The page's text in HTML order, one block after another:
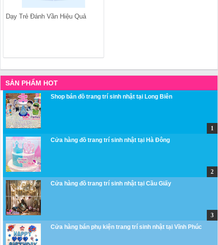
Dạy Trẻ Đánh Vần Hiệu Quả
SẢN PHẨM HOT
Shop bán đồ trang trí sinh nhật tại Long Biên
Cửa hàng đồ trang trí sinh nhật tại Hà Đông
Cửa hàng đồ trang trí sinh nhật tại Cầu Giấy
Cửa hàng bán phụ kiện trang trí sinh nhật tại Vĩnh Phúc